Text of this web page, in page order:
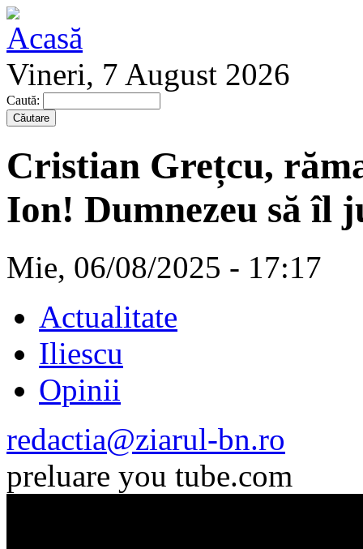
Vineri, 7 August 2026
Caută:
Cristian Grețcu,
Ion! Dumnezeu să îl
Mie, 06/08/2025 - 17:17
Actualitate
Iliescu
Opinii
redactia@ziarul-bn.ro
preluare you tube.com